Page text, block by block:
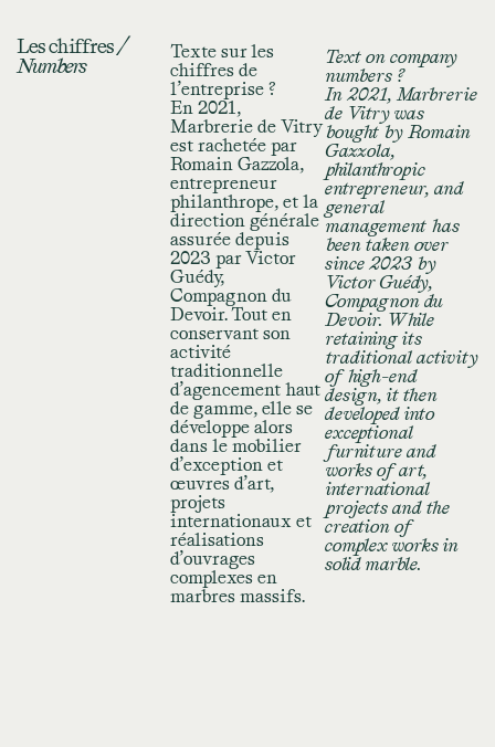
Les chiffres/
Numbers
Texte sur les
chiffres de
l’entreprise ?
En 2021,
Marbrerie de Vitry
est rachetée par
Romain Gazzola,
entrepreneur
philanthrope, et la
direction générale
assurée depuis
2023 par Victor
Guédy,
Compagnon du
Devoir. Tout en
conservant son
activité
traditionnelle
d’agencement haut
de gamme, elle se
développe alors
dans le mobilier
d’exception et
œuvres d’art,
projets
internationaux et
réalisations
d’ouvrages
complexes en
marbres massifs.
Text on company
numbers ?
In 2021, Marbrerie
de Vitry was
bought by Romain
Gazzola,
philanthropic
entrepreneur, and
general
management has
been taken over
since 2023 by
Victor Guédy,
Compagnon du
Devoir. While
retaining its
traditional activity
of high-end
design, it then
developed into
exceptional
furniture and
works of art,
international
projects and the
creation of
complex works in
solid marble.